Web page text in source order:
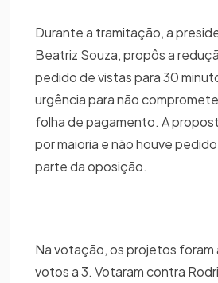
Durante a tramitação, a
Beatriz Souza, propôs a
pedido de vistas para 30
urgência para não
folha de pagamento. A
por maioria e não houve
parte da oposição.
Na votação, os projetos foram
votos a 3. Votaram contra